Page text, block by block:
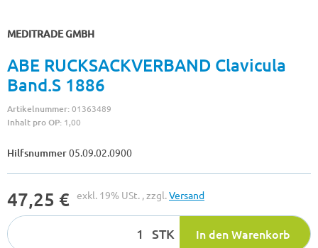
MEDITRADE GMBH
ABE RUCKSACKVERBAND Clavicula
Band.S 1886
Artikelnummer:01363489
Inhalt pro OP: 1,00
Hilfsnummer05.09.02.0900
47,25 € exkl. 19% USt. , zzgl.Versand
STK In den Warenkorb